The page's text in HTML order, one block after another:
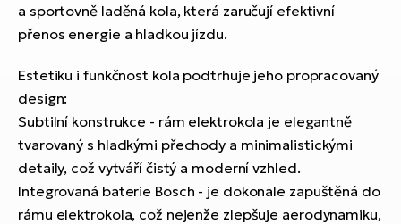
a sportovně laděná kola, která zaručují efektivní
přenos energie a hladkou jízdu.
Estetiku i funkčnost kola podtrhuje jeho propracovaný
design:
Subtilní konstrukce - rám elektrokola je elegantně
tvarovaný s hladkými přechody a minimalistickými
detaily, což vytváří čistý a moderní vzhled.
Integrovaná baterie Bosch - je dokonale zapuštěná do
rámu elektrokola, což nejenže zlepšuje aerodynamiku,